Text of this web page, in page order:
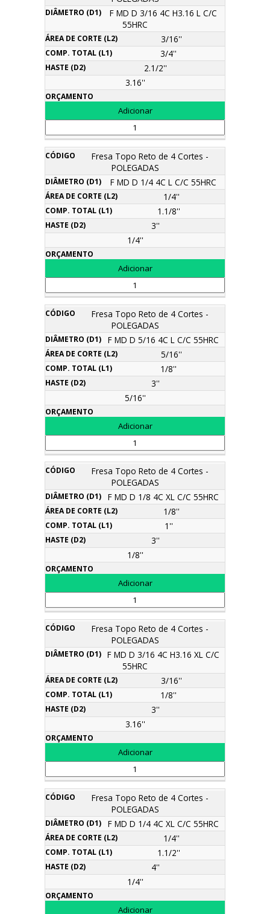
F MD D 3/16 4C H3.16 L C/C
55HRC
3/16''
3/4''
2.1/2''
3.16''
Fresa Topo Reto de 4 Cortes -
POLEGADAS
F MD D 1/4 4C L C/C 55HRC
1/4''
1.1/8''
3''
1/4''
Fresa Topo Reto de 4 Cortes -
POLEGADAS
F MD D 5/16 4C L C/C 55HRC
5/16''
1/8''
3''
5/16''
Fresa Topo Reto de 4 Cortes -
POLEGADAS
F MD D 1/8 4C XL C/C 55HRC
1/8''
1''
3''
1/8''
Fresa Topo Reto de 4 Cortes -
POLEGADAS
F MD D 3/16 4C H3.16 XL C/C
55HRC
3/16''
1/8''
3''
3.16''
Fresa Topo Reto de 4 Cortes -
POLEGADAS
F MD D 1/4 4C XL C/C 55HRC
1/4''
1.1/2''
4''
1/4''